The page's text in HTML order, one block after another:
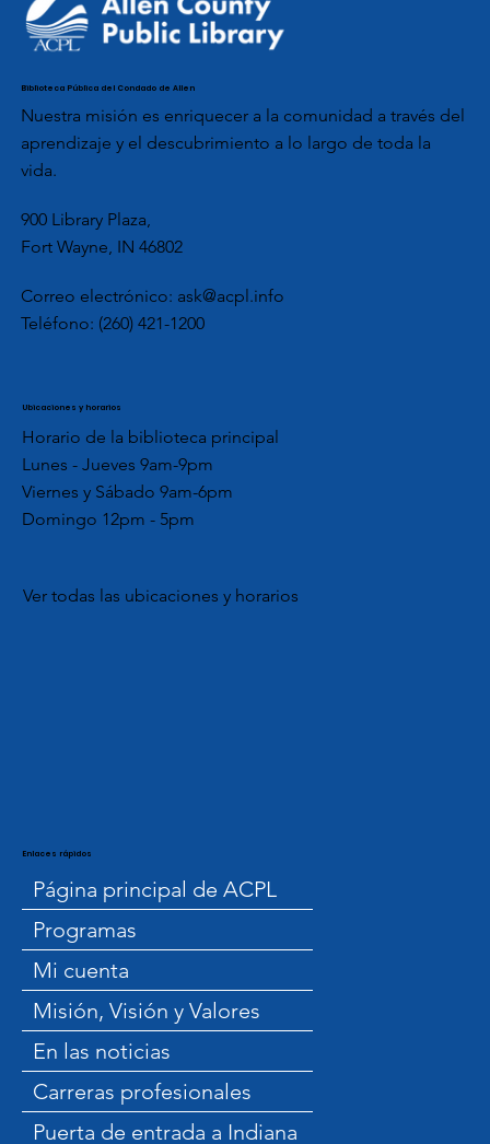
Biblioteca Pública del Condado de Allen
Nuestra misión es enriquecer a la comunidad a través del
aprendizaje y el descubrimiento a lo largo de toda la
vida.
900 Library Plaza,
Fort Wayne, IN 46802
Correo electrónico: ask@acpl.info
Teléfono: (260) 421-1200
Ubicaciones y horarios
Horario de la biblioteca principal
Lunes - Jueves 9am-9pm
Viernes y Sábado 9am-6pm
Domingo 12pm - 5pm
Ver todas las ubicaciones y horarios
Enlaces rápidos
Página principal de ACPL
Programas
Mi cuenta
Misión, Visión y Valores
En las noticias
Carreras profesionales
Puerta de entrada a Indiana